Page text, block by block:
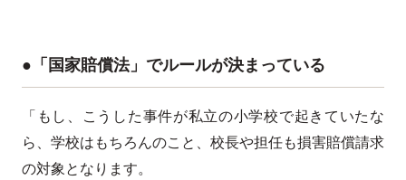
●「国家賠償法」でルールが決まっている
「もし、こうした事件が私立の小学校で起きていたな
ら、学校はもちろんのこと、校長や担任も損害賠償請求
の対象となります。